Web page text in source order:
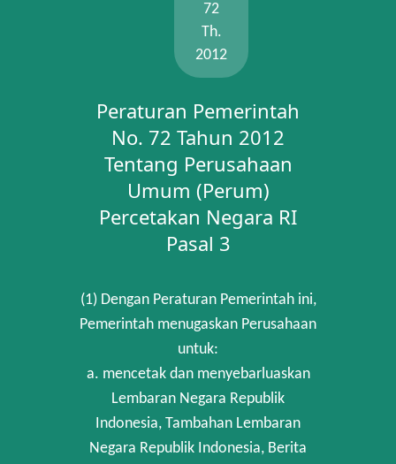
72
Th.
2012
Peraturan Pemerintah
No. 72 Tahun 2012
Tentang Perusahaan
Umum (Perum)
Percetakan Negara RI
Pasal 3
(1) Dengan Peraturan Pemerintah ini,
Pemerintah menugaskan Perusahaan
untuk:
a. mencetak dan menyebarluaskan
Lembaran Negara Republik
Indonesia, Tambahan Lembaran
Negara Republik Indonesia, Berita